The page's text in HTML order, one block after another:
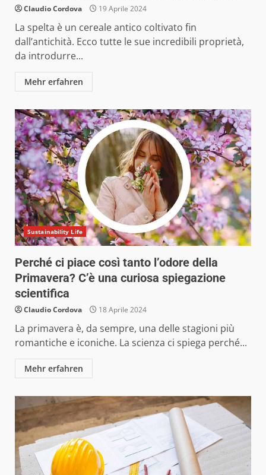
Claudio Cordova 19 Aprile 2024
La spelta è un cereale antico coltivato fin
dall’antichità. Ecco tutte le sue incredibili proprietà,
da introdurre...
Mehr erfahren
Sustainability Life
Perché ci piace così tanto l’odore della
Primavera? C’è una curiosa spiegazione
scientifica
Claudio Cordova 18 Aprile 2024
La primavera è, da sempre, una delle stagioni più
romantiche e iconiche. La scienza ci spiega perché...
Mehr erfahren